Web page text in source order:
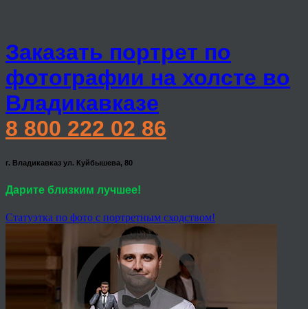
Заказать портрет по
фотографии на холсте во
Владикавказе
8 800 222 02 86
г. Владикавказ ул. Куйбышева, 80
Дарите близким лучшее!
Статуэтка по фото с портретным сходством!